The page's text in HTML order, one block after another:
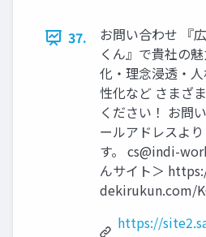
37.
お問い合わせ 『
くん』で貴社の
化‧理念浸透‧⼈
性化など さまざ
ください！ お問
ールアドレスよ
す。 cs@indi-
んサイト＞
dekirukun.com/
https://